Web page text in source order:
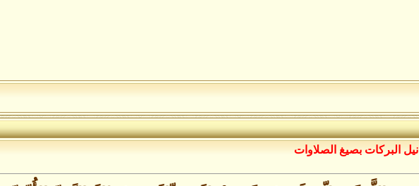
نيل البركات بصيغ الصلاوات